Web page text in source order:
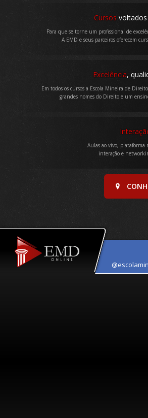
Cursos
Para que se torne um profissional de
A EMD e seus parceiros oferecem
Excelência,
Em todos os cursos a Escola Mineira de
grandes nomes do Direito e um
Aulas ao vivo,
interação e